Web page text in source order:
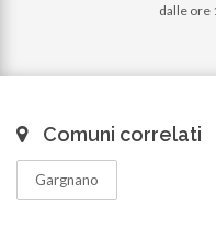
dalle ore
Comuni correlati
Gargnano